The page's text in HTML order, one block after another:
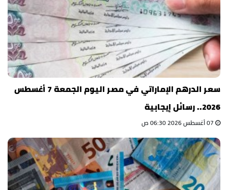
سعر الدرهم الإماراتي في مصر اليوم الجمعة 7 أغسطس
2026.. رسائل إيجابية